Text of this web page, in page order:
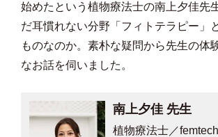
始めたという植物療法士の南上夕佳先
だ耳慣れない分野「フィトテラピー」
ものなのか。素朴な疑問から先生の体
なお話を伺いました。
南上夕佳 先生
植物療法士／